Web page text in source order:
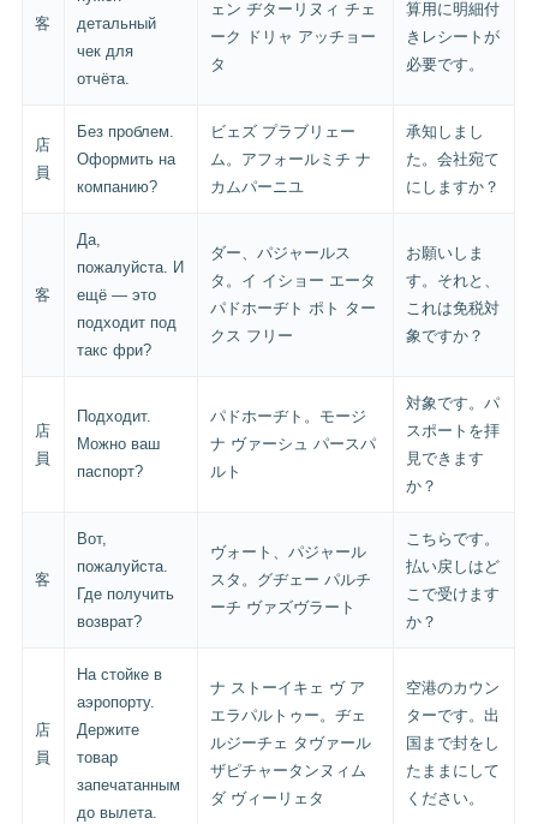
客
детальный
чек для
отчёта.
ェン ヂターリヌィ チェ
ーク ドリャ アッチョー
タ
算用に明細付
きレシートが
必要です。
店
員
Без проблем.
Оформить на
компанию?
ビェズ プラブリェー
ム。アフォールミチ ナ
カムパーニユ
承知しまし
た。会社宛て
にしますか？
客
Да,
пожалуйста. И
ещё — это
подходит под
такс фри?
ダー、パジャールス
タ。イ イショー エータ
パドホーヂト ポト ター
クス フリー
お願いしま
す。それと、
これは免税対
象ですか？
店
員
Подходит.
Можно ваш
паспорт?
パドホーヂト。モージ
ナ ヴァーシュ パースパ
ルト
対象です。パ
スポートを拝
見できます
か？
客
Вот,
пожалуйста.
Где получить
возврат?
ヴォート、パジャール
スタ。グヂェー パルチ
ーチ ヴァズヴラート
こちらです。
払い戻しはど
こで受けます
か？
店
員
На стойке в
аэропорту.
Держите
товар
запечатанным
до вылета.
ナ ストーイキェ ヴ ア
エラパルトゥー。ヂェ
ルジーチェ タヴァール
ザピチャータンヌィム
ダ ヴィーリェタ
空港のカウン
ターです。出
国まで封をし
たままにして
ください。